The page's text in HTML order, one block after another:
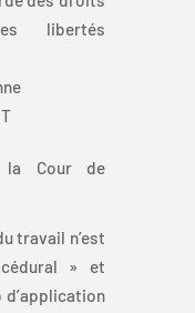
libertés
la Cour de
travail n’est
» et
d’application